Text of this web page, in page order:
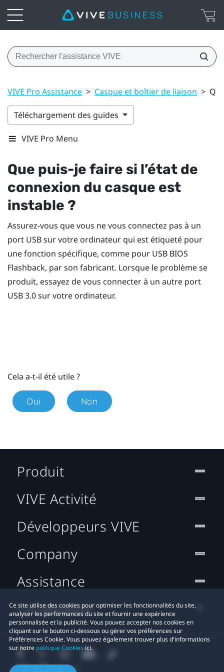
VIVE Pro Assistance > Casque et boîtier de liaison >
Téléchargement des guides
VIVE Pro Menu
Que puis-je faire si l’état de
connexion du casque est
instable ?
Assurez-vous que vous ne vous connectez pas à un
port USB sur votre ordinateur qui est étiqueté pour
une fonction spécifique, comme pour USB BIOS
Flashback, par son fabricant. Lorsque le problème se
produit, essayez de vous connecter à un autre port
USB 3.0 sur votre ordinateur.
Cela a-t-il été utile ?
Oui Non
Ce site utilise des cookies pour optimiser les fonctionnalités du site,
analyser les performances du site et fournir une expérience
personnalisée et la publicité. Vous pouvez accepter nos cookies en
cliquant sur le bouton ci-dessous ou gérer vos préférences sur
Préférences Cookie. Vous pouvez également trouver plus d'informations
sur notre politique Cookiesici.
Produit
VIVE Activité
Développeurs VIVE
Company
Assistance
Localisation